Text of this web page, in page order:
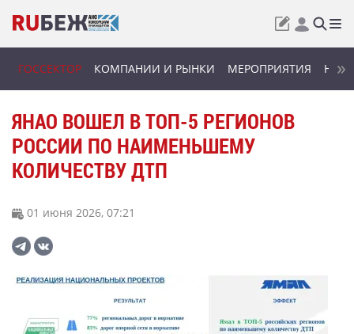
ГОССЕКТОР КОМПАНИИ И РЫНКИ МЕРОПРИЯТИЯ
ЯНАО ВОШЕЛ В ТОП-5 РЕГИОНОВ
РОССИИ ПО НАИМЕНЬШЕМУ
КОЛИЧЕСТВУ ДТП
01 июня 2026, 07:21